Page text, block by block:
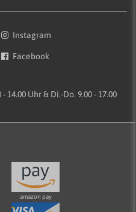
Instagram
Facebook
14.00 Uhr & Di.-Do. 9.00 - 17.00
amazon pay